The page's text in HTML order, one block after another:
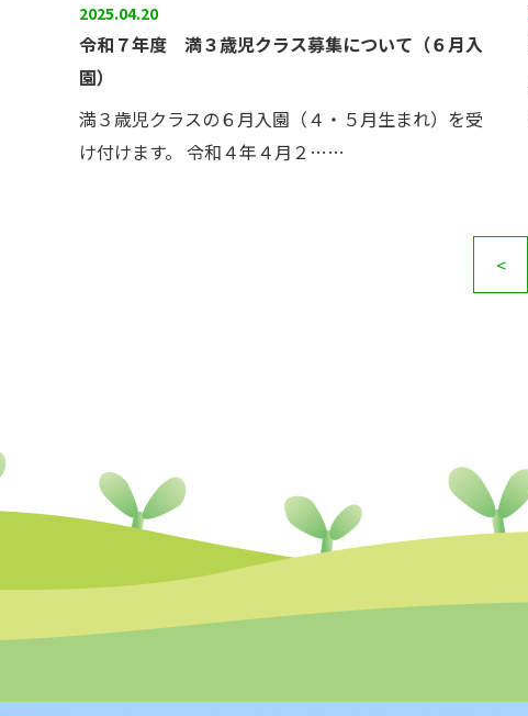
2025.04.20
令和７年度 満３歳児クラス募集について（６月入
園）
満３歳児クラスの６月入園（４・５月生まれ）を受
け付けます。 令和４年４月２……
<